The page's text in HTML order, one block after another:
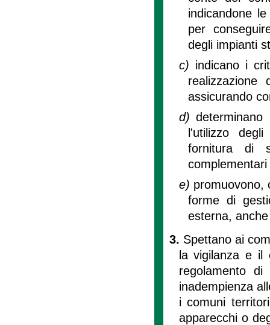
indicandone
per
degli impianti
c) indicano i
realizzazione
assicurando
d)
l'utilizzo
fornitura di
e) promuovono,
forme di
esterna,
3. Spettano ai
la vigilanza e il
regolamento
inadempienza
i comuni
apparecchi o